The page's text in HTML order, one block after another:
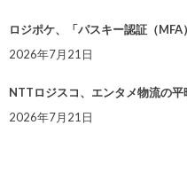
ロジポケ、「パスキー認証（
2026年7月21日
NTTロジスコ、エンタメ物流の
2026年7月21日